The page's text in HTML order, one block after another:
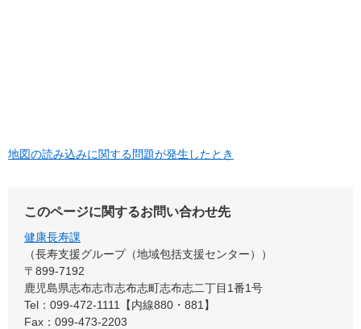
地図の読み込みに関する問題が発生したとき
このページに関するお問い合わせ先
健康長寿課
長寿支援グループ（地域包括支援センター）
〒899-7192
鹿児島県志布志市志布志町志布志二丁目1番1号
Tel：099-472-1111【内線880・881】
Fax：099-473-2203